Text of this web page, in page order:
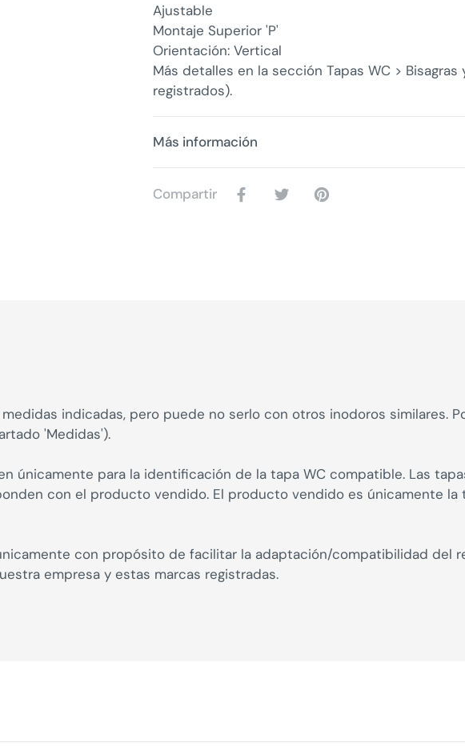
Ajustable
Montaje Superior 'P'
Orientación: Vertical
Más detalles en la sección Tapas WC > Bisagras
registrados).
Más información
Compartir
indicadas, pero puede no serlo con otros inodoros similares.
'Medidas').
únicamente para la identificación de la tapa WC compatible. Las
con el producto vendido. El producto vendido es únicamente la
con propósito de facilitar la adaptación/compatibilidad del
empresa y estas marcas registradas.